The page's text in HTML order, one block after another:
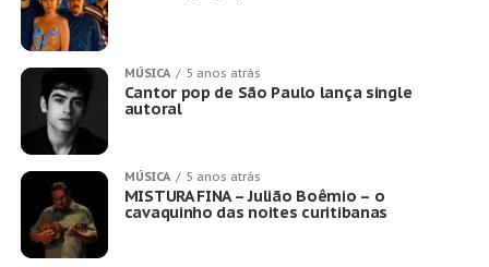
MÚSICA 5 anos atrás
Cantor pop de São Paulo lança single
autoral
MÚSICA 5 anos atrás
MISTURA FINA – Julião Boêmio – o
cavaquinho das noites curitibanas